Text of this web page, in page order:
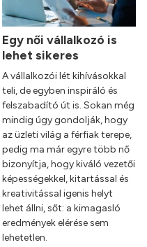
Egy női vállalkozó is
lehet sikeres
A vállalkozói lét kihívásokkal
teli, de egyben inspiráló és
felszabadító út is. Sokan még
mindig úgy gondolják, hogy
az üzleti világ a férfiak terepe,
pedig ma már egyre több nő
bizonyítja, hogy kiváló vezetői
képességekkel, kitartással és
kreativitással igenis helyt
lehet állni, sőt: a kimagasló
eredmények elérése sem
lehetetlen.